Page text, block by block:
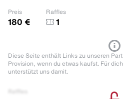
Preis
180 €
Raffles
1
Diese Seite enthält Links zu unseren
Provision, wenn du etwas kaufst. Für
unterstützt uns damit.